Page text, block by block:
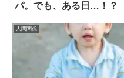
パ。でも、ある日…！？
人間関係